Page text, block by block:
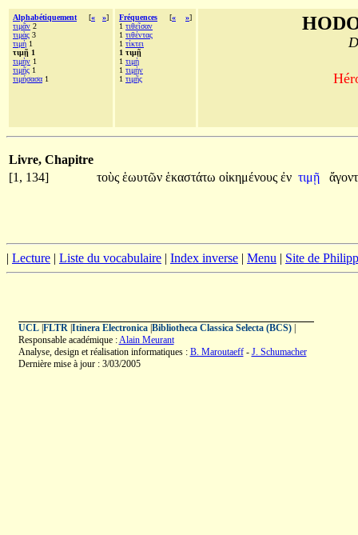
Alphabétiquement [« »]
τιμᾶν 2
τιμὰς 3
τιμὴ 1
τιμῇ 1
τιμὴν 1
τιμῆς 1
τιμήσασα 1
Fréquences [« »]
1 τιθεῖσαν
1 τιθέντας
1 τίκτει
1 τιμῇ
1 τιμὴ
1 τιμὴν
1 τιμῆς
Livre, Chapitre
[1, 134]
τοὺς ἑωυτῶν ἑκαστάτω οἰκημένους ἐν τιμῇ
| Lecture | Liste du vocabulaire | Index inverse | Menu | Site de
UCL| FLTR| Itinera Electronica| Bibliotheca Classica Selecta (BCS)|
Responsable académique :Alain Meurant
Analyse, design et réalisation informatiques : B. Maroutaeff- J. Schumacher
Dernière mise à jour : 3/03/2005